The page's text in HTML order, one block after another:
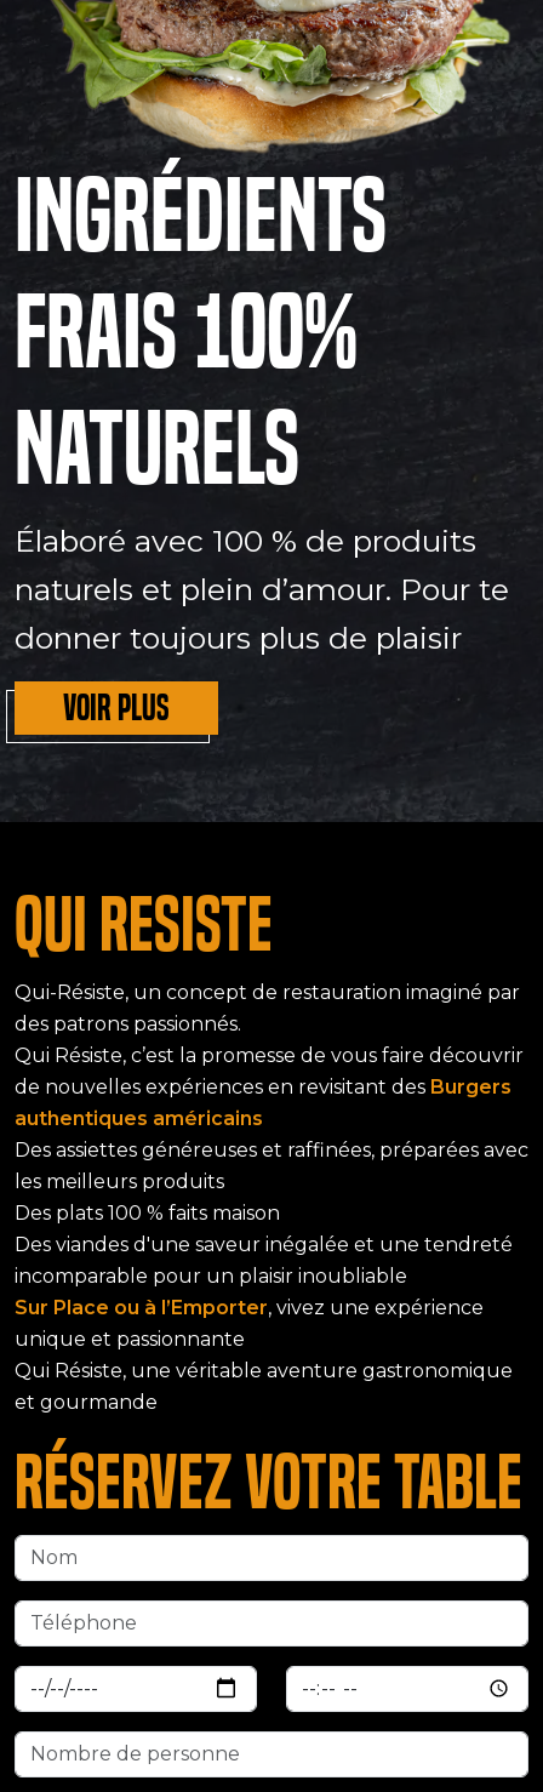
Ingrédients
frais 100%
naturels
Élaboré avec 100 % de produits
naturels et plein d’amour. Pour te
donner toujours plus de plaisir
VOIR PLUS
QUI RESISTE
Qui-Résiste, un concept de restauration imaginé par
des patrons passionnés.
Qui Résiste, c’est la promesse de vous faire découvrir
de nouvelles expériences en revisitant des Burgers
authentiques américains
Des assiettes généreuses et raffinées, préparées avec
les meilleurs produits
Des plats 100 % faits maison
Des viandes d'une saveur inégalée et une tendreté
incomparable pour un plaisir inoubliable
Sur Place ou à l’Emporter, vivez une expérience
unique et passionnante
Qui Résiste, une véritable aventure gastronomique
et gourmande
Réservez votre table